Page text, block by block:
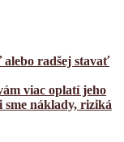
radšej stavať
viac oplatí jeho
sme náklady, riziká